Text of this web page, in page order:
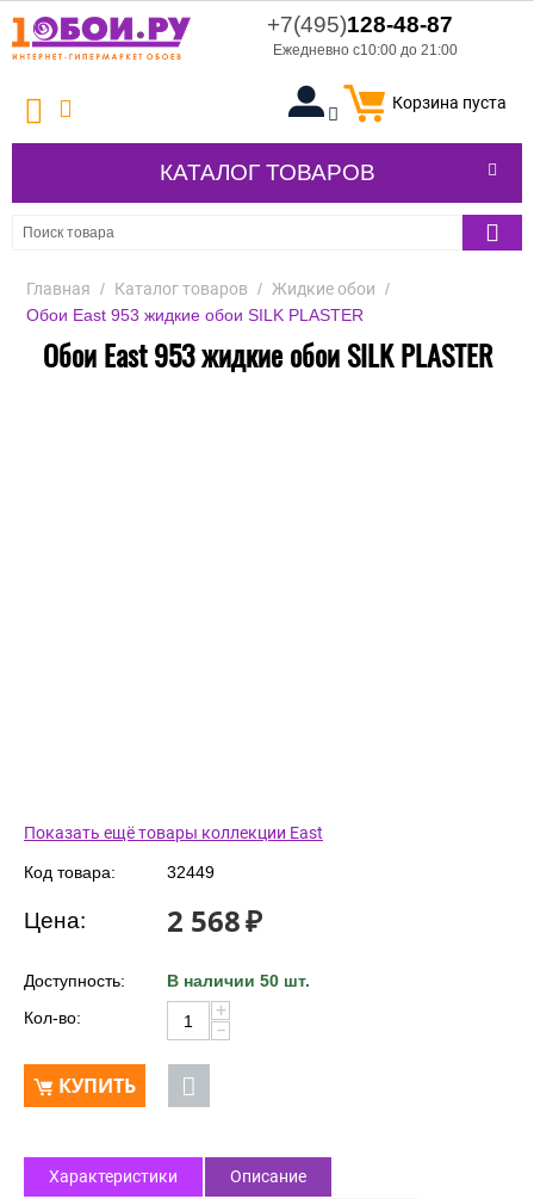
+7(495)128-48-87
Ежедневно с10:00 до 21:00
Корзина пуста
КАТАЛОГ ТОВАРОВ
Главная / Каталог товаров / Жидкие обои /
Обои East 953 жидкие обои SILK PLASTER
Обои East 953 жидкие обои SILK PLASTER
Показать ещё товары коллекции East
Код товара: 32449
Цена: 2 568₽
Доступность:
В наличии 50 шт.
Кол-во:
+
−
КУПИТЬ
Характеристики Описание